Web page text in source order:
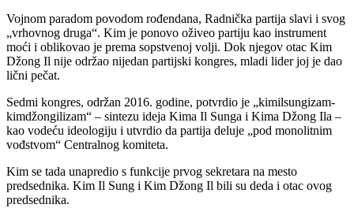
Vojnom paradom povodom rođendana, Radnička partija slavi i svog
„vrhovnog druga“. Kim je ponovo oživeo partiju kao instrument
moći i oblikovao je prema sopstvenoj volji. Dok njegov otac Kim
Džong Il nije održao nijedan partijski kongres, mladi lider joj je dao
lični pečat.
Sedmi kongres, održan 2016. godine, potvrdio je „kimilsungizam-
kimdžongilizam“ – sintezu ideja Kima Il Sunga i Kima Džong Ila –
kao vodeću ideologiju i utvrdio da partija deluje „pod monolitnim
vođstvom“ Centralnog komiteta.
Kim se tada unapredio s funkcije prvog sekretara na mesto
predsednika. Kim Il Sung i Kim Džong Il bili su deda i otac ovog
predsednika.